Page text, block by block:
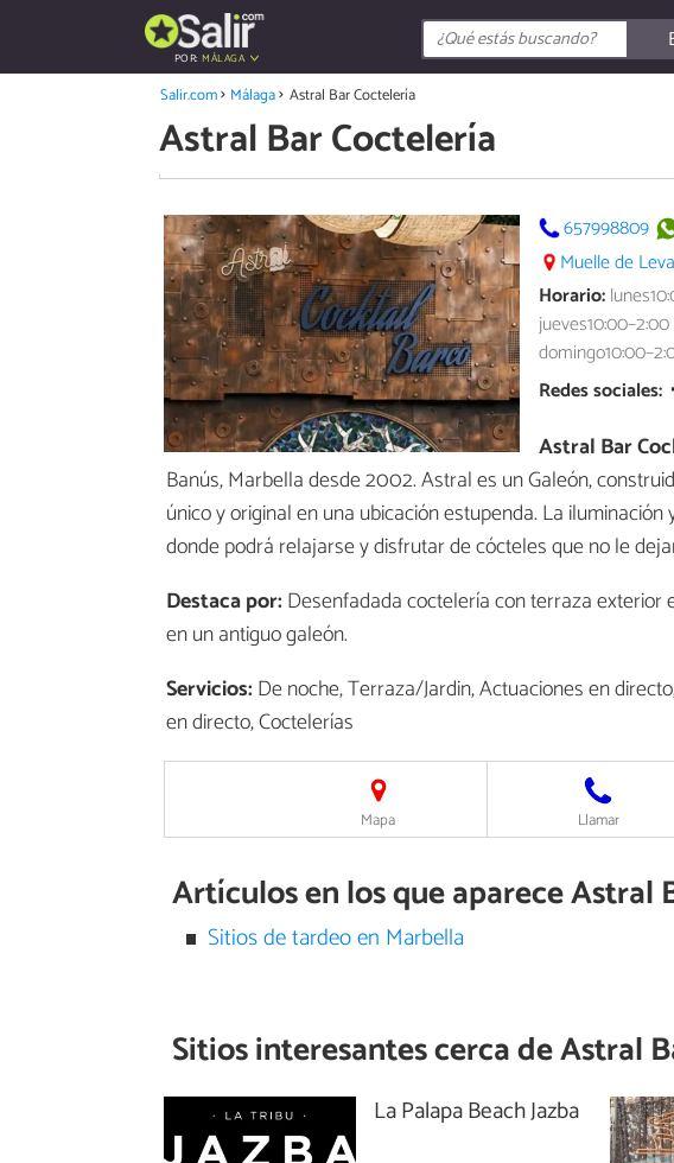
POR:MÁLAGA
Salir.com Málaga Astral Bar Coctelería
Astral Bar Coctelería
657998809
Muelle de
Horario:
Redes sociales:
Astral Bar
Banús, Marbella desde 2002. Astral es un Galeón,
único y original en una ubicación estupenda. La
donde podrá relajarse y disfrutar de cócteles que no le
Destaca por:Desenfadada coctelería con terraza exterior
en un antiguo galeón.
Servicios:De noche, Terraza/Jardin, Actuaciones en
en directo, Coctelerías
Mapa Llamar
Artículos en los que aparece Astral
Sitios de tardeo en Marbella
Sitios interesantes cerca deAstral
La Palapa Beach Jazba